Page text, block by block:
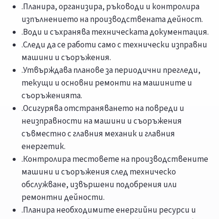
.Планира, организира, ръководи и контролира
изпълнението на производствената дейност.
.Води и съхранява техническата документация.
.Следи да се работи само с технически изправни
машини и съоръжения.
.Утвърждава планове за периодични прегледи,
текущи и основни ремонти на машините и
съоръженията.
.Осигурява отстраняването на повреди и
неизправности на машини и съоръжения
съвместно с главния механик и главния
енергетик.
.Контролира тестовете на производствените
машини и съоръжения след техническо
обслужване, извършени подобрения или
ремонтни дейности.
.Планира необходимите енергийни ресурси и